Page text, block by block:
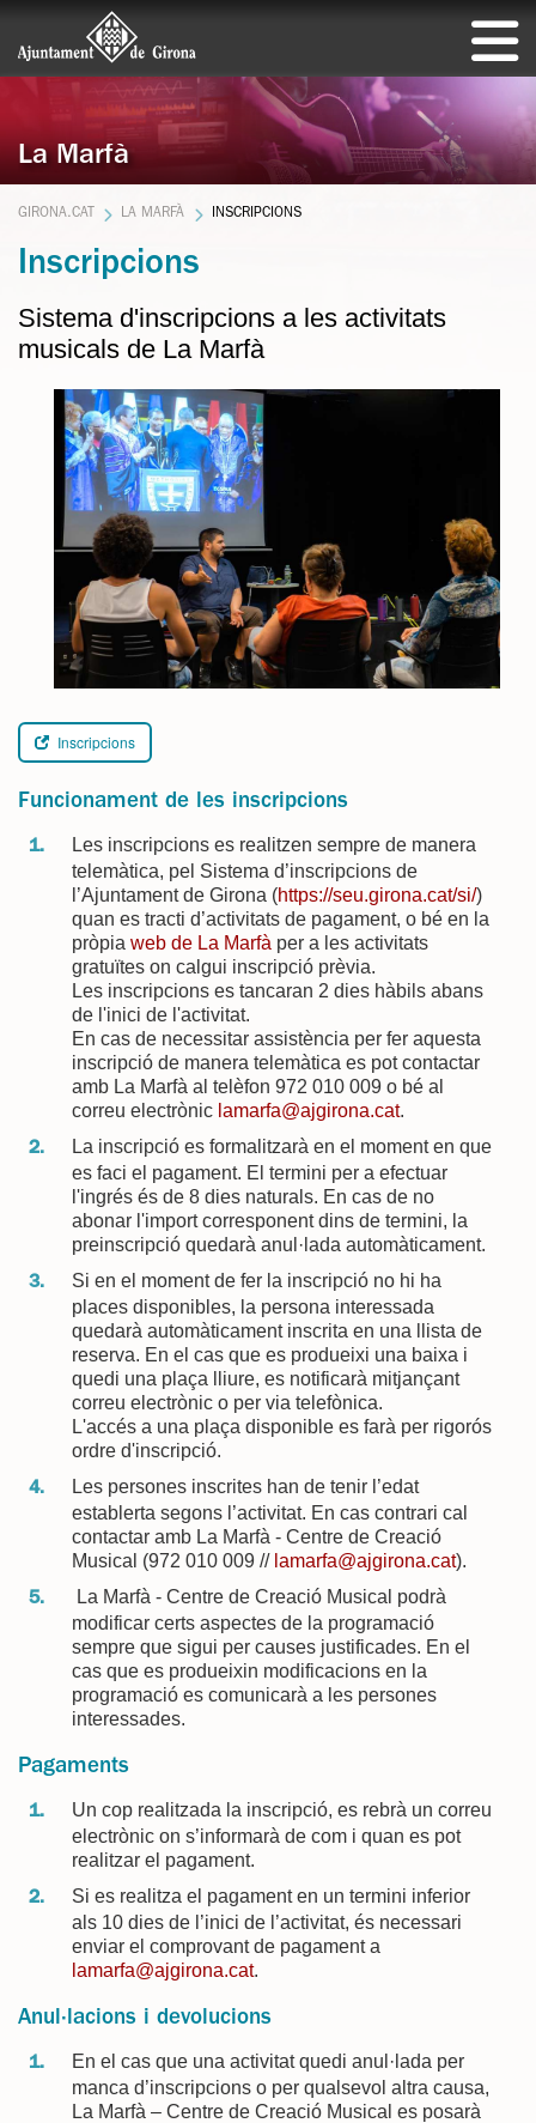
La Marfà
GIRONA.CAT LA MARFÀ INSCRIPCIONS
Inscripcions
Sistema d'inscripcions a les activitats
musicals de La Marfà
Inscripcions
Funcionament de les inscripcions
Les inscripcions es realitzen sempre de manera
telemàtica, pel Sistema d’inscripcions de
l’Ajuntament de Girona (https://seu.girona.cat/si/)
quan es tracti d’activitats de pagament, o bé en la
pròpia web de La Marfà per a les activitats
gratuïtes on calgui inscripció prèvia.
Les inscripcions es tancaran 2 dies hàbils abans
de l'inici de l'activitat.
En cas de necessitar assistència per fer aquesta
inscripció de manera telemàtica es pot contactar
amb La Marfà al telèfon 972 010 009 o bé al
correu electrònic lamarfa@ajgirona.cat.
La inscripció es formalitzarà en el moment en que
es faci el pagament. El termini per a efectuar
l'ingrés és de 8 dies naturals. En cas de no
abonar l'import corresponent dins de termini, la
preinscripció quedarà anul·lada automàticament.
Si en el moment de fer la inscripció no hi ha
places disponibles, la persona interessada
quedarà automàticament inscrita en una llista de
reserva. En el cas que es produeixi una baixa i
quedi una plaça lliure, es notificarà mitjançant
correu electrònic o per via telefònica.
L'accés a una plaça disponible es farà per rigorós
ordre d'inscripció.
Les persones inscrites han de tenir l’edat
establerta segons l’activitat. En cas contrari cal
contactar amb La Marfà - Centre de Creació
Musical (972 010 009 // lamarfa@ajgirona.cat).
La Marfà - Centre de Creació Musical podrà
modificar certs aspectes de la programació
sempre que sigui per causes justificades. En el
cas que es produeixin modificacions en la
programació es comunicarà a les persones
interessades.
Pagaments
Un cop realitzada la inscripció, es rebrà un correu
electrònic on s’informarà de com i quan es pot
realitzar el pagament.
Si es realitza el pagament en un termini inferior
als 10 dies de l’inici de l’activitat, és necessari
enviar el comprovant de pagament a
lamarfa@ajgirona.cat.
Anul·lacions i devolucions
En el cas que una activitat quedi anul·lada per
manca d’inscripcions o per qualsevol altra causa,
La Marfà – Centre de Creació Musical es posarà